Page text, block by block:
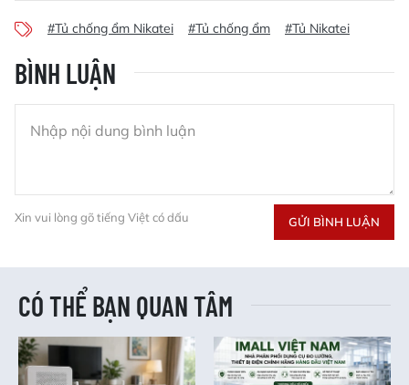
#Tủ chống ẩm Nikatei #Tủ chống ẩm #Tủ Nikatei
BÌNH LUẬN
Xin vui lòng gõ tiếng Việt có dấu GỬI BÌNH LUẬN
CÓ THỂ BẠN QUAN TÂM